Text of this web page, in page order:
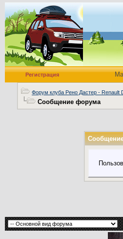
Регистрация
Форум клуба Рено Дастер - Renault
Сообщение форума